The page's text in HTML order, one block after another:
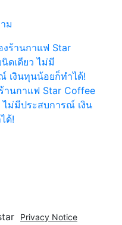
ม
านกาแฟ Star Coffee
ไม่มีประสบการณ์ เงิน
ด้!
Privacy Notice